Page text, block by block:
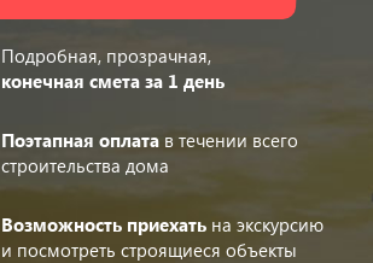
Подробная, прозрачная,
конечная смета за 1 день
Поэтапная оплата в течении всего
строительства дома
Возможность приехать на экскурсию
и посмотреть строящиеся объекты